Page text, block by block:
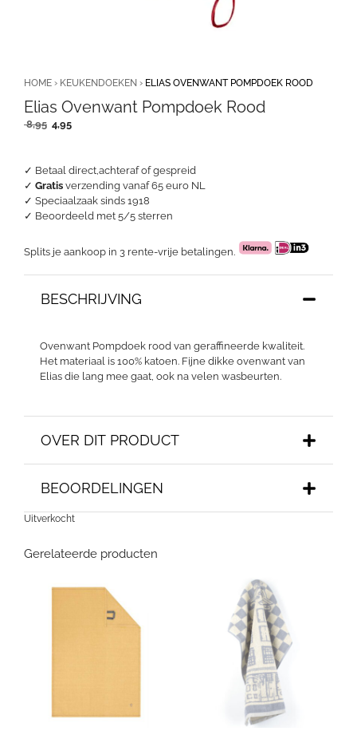
✓ Betaal direct,achteraf of gespreid
✓ Gratis verzending vanaf 65 euro NL
✓ Speciaalzaak sinds 1918
✓ Beoordeeld met 5/5 sterren
Splits je aankoop in 3 rente-vrije betalingen.
HOME › KEUKENDOEKEN › ELIAS OVENWANT POMPDOEK ROOD
Elias Ovenwant Pompdoek Rood
8,95 Oorspronkelijke
8,95.
4,95Huidige
4,95.
BESCHRIJVING
Ovenwant Pompdoek rood van geraffineerde kwaliteit.
Het materiaal is 100% katoen. Fijne dikke ovenwant van
Elias die lang mee gaat, ook na velen wasbeurten.
OVER DIT PRODUCT
BEOORDELINGEN
Uitverkocht
Gerelateerde producten